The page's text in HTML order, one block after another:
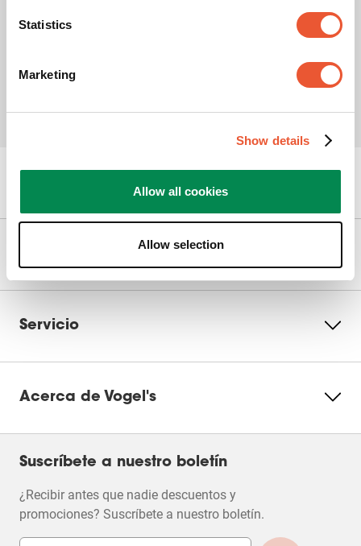
Statistics
Marketing
Show details
Allow all cookies
Allow selection
Si hay una disputa que la parte compradora y
Servicio
Acerca de Vogel's
Suscríbete a nuestro boletín
¿Recibir antes que nadie descuentos y
promociones? Suscríbete a nuestro boletín.